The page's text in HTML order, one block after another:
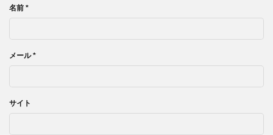
名前 *
メール*
サイト